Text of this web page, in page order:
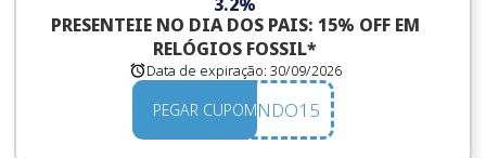
PRESENTEIE NO DIA DOS PAIS: 15% OFF EM
RELÓGIOS FOSSIL*
Data de expiração: 30/09/2026
PEGAR CUPOMBEMVINDO15